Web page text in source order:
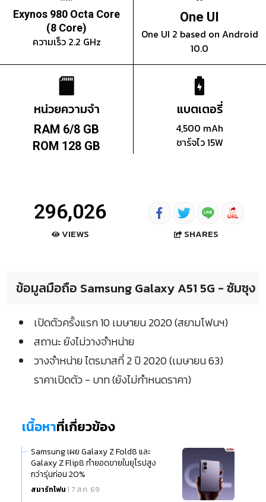
Exynos 980 Octa Core
(8 Core)
ความเร็ว 2.2 GHz
One UI
One UI 2 based on Android
10.0
หน่วยความจำ
RAM 6/8 GB
ROM 128 GB
แบตเตอรี่
4,500 mAh
ชาร์จไว 15W
296,026
VIEWS SHARES
ข้อมูลมือถือ Samsung Galaxy A51 5G - ซัมซุง
เปิดตัวครั้งแรก 10 เมษายน 2020 (สยามโฟนฯ)
สถานะ ยังไม่วางจำหน่าย
วางจำหน่าย ไตรมาสที่ 2 ปี 2020 (เมษายน 63)
ราคาเปิดตัว - บาท (ยังไม่กำหนดราคา)
เนื้อหาที่เกี่ยวข้อง
Samsung เผย Galaxy Z Fold8 และ
Galaxy Z Flip8 ทำยอดขายในยุโรปสูง
กว่ารุ่นก่อน 20%
สมาร์ทโฟน | 7 ส.ค. 69